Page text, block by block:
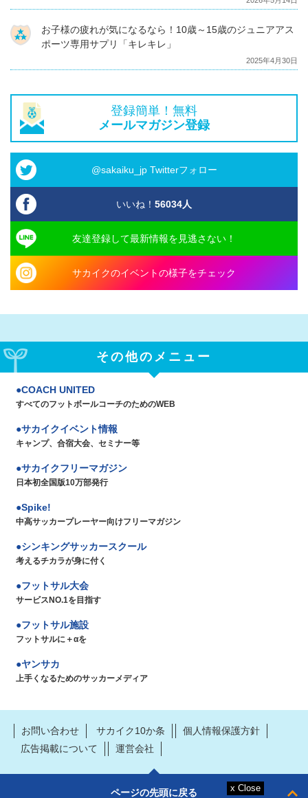
お子様の疲れが気になるなら！10歳～15歳のジュニアアス
ポーツ専用サプリ「キレキレ」
2025年4月30日
登録簡単！無料
メールマガジン登録
@sakaiku_jp Twitterフォロー
いいね！ 56034人
友達登録して最新情報を見逃さない！
サカイクのイベントの様子をチェック
その他のメニュー
COACH UNITED
すべてのフットボールコーチのためのWEB
サカイクイベント情報
キャンプ、合宿大会、セミナー等
サカイクフリーマガジン
日本初全国版10万部発行
Spike!
中高サッカープレーヤー向けフリーマガジン
シンキングサッカースクール
考えるチカラが身に付く
フットサル大会
サービスNO.1を目指す
フットサル施設
フットサルに＋αを
ヤンサカ
上手くなるためのサッカーメディア
お問い合わせ サカイク10か条
個人情報保護方針
広告掲載について
運営会社
ページの先頭に戻る